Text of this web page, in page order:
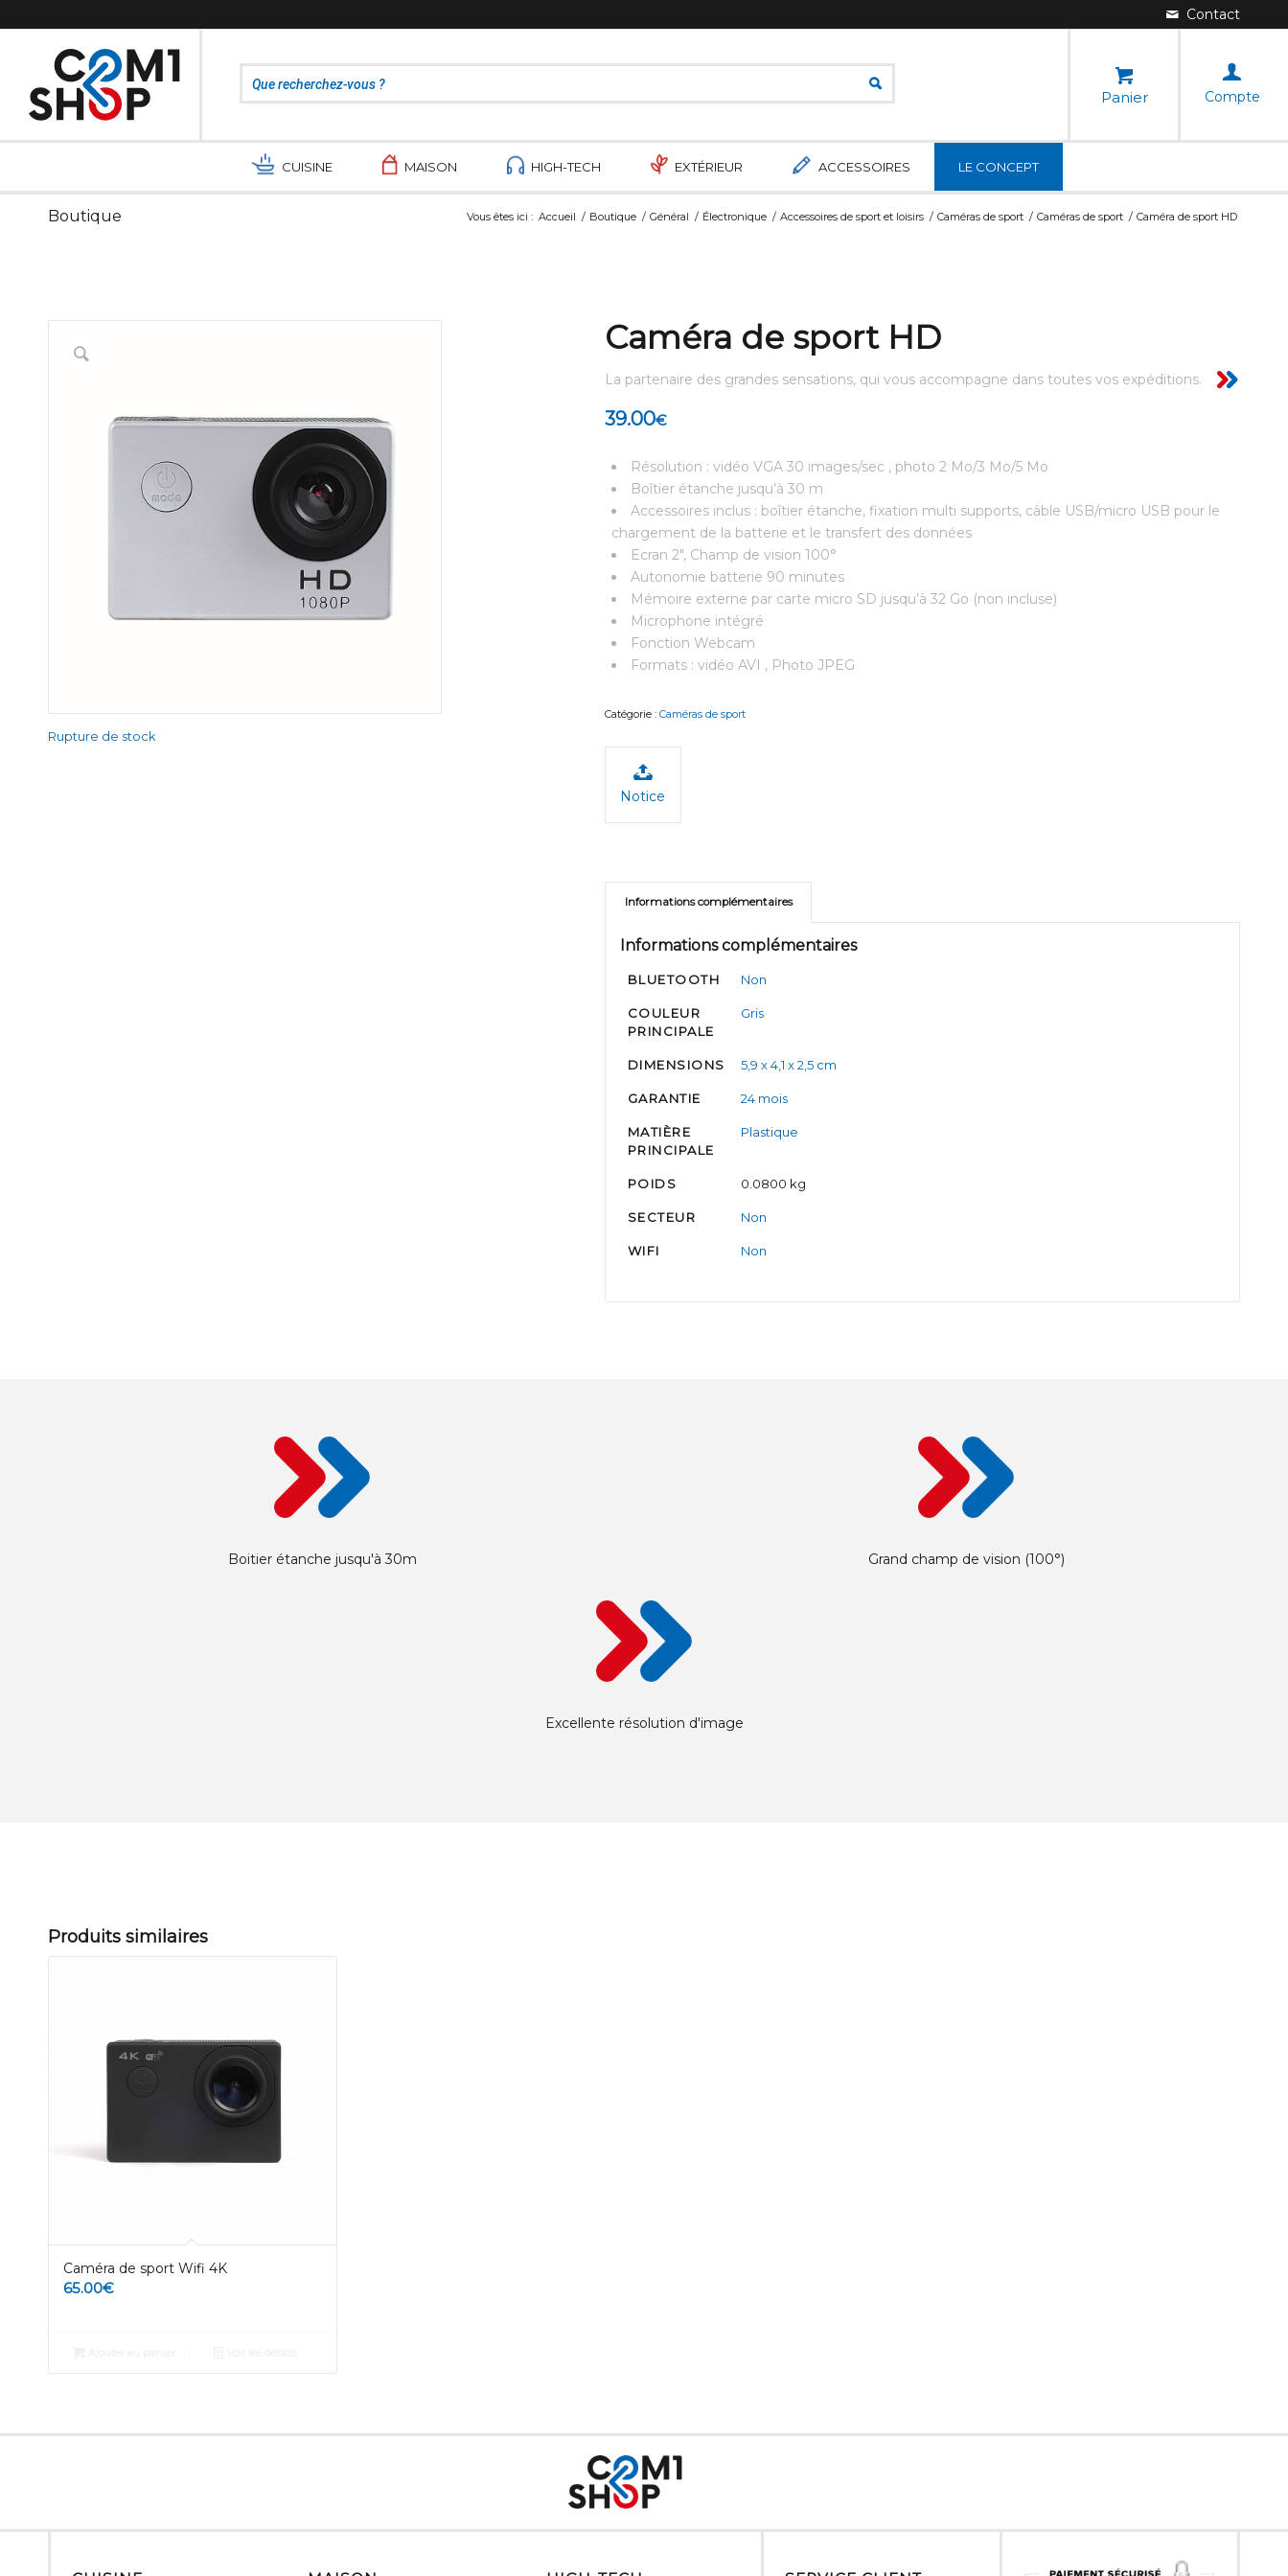
Panier Compte
CUISINE MAISON HIGH-TECH EXTÉRIEUR ACCESSOIRES LE CONCEPT
Boutique Vous êtes ici : Accueil / Boutique / Général / Électronique / Accessoires de sport et loisirs / Caméras de sport / Caméras de sport / Caméra de sport HD
Rupture de stock
Caméra de sport HD
La partenaire des grandes sensations, qui vous accompagne dans toutes vos expéditions.
39.00€
Résolution : vidéo VGA 30 images/sec , photo 2 Mo/3 Mo/5 Mo
Boîtier étanche jusqu’à 30 m
Accessoires inclus : boîtier étanche, fixation multi supports, câble USB/micro USB pour le
chargement de la batterie et le transfert des données
Ecran 2″, Champ de vision 100°
Autonomie batterie 90 minutes
Mémoire externe par carte micro SD jusqu’à 32 Go (non incluse)
Microphone intégré
Fonction Webcam
Formats : vidéo AVI , Photo JPEG
Catégorie : Caméras de sport
Notice
Informations complémentaires
Informations complémentaires
BLUETOOTH Non
COULEUR
PRINCIPALE
Gris
DIMENSIONS 5,9 x 4,1 x 2,5 cm
GARANTIE 24 mois
MATIÈRE
PRINCIPALE
Plastique
POIDS 0.0800 kg
SECTEUR Non
WIFI Non
Boitier étanche jusqu'à 30m Grand champ de vision (100°)
Excellente résolution d'image
Produits similaires
Caméra de sport Wifi 4K
65.00€